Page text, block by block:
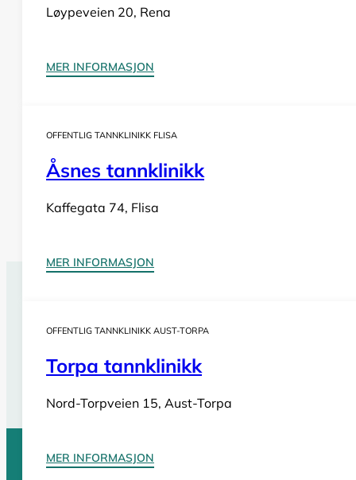
Løypeveien 20, Rena
MER INFORMASJON
OFFENTLIG TANNKLINIKK FLISA
Åsnes tannklinikk
Kaffegata 74, Flisa
MER INFORMASJON
OFFENTLIG TANNKLINIKK AUST-TORPA
Torpa tannklinikk
Nord-Torpveien 15, Aust-Torpa
MER INFORMASJON
Har du behov forakutt tannlegehjelp